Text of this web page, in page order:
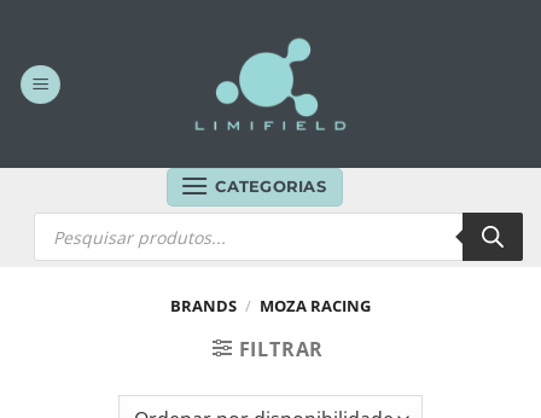
content
CATEGORIAS
Products
search
BRANDS / MOZA RACING
FILTRAR